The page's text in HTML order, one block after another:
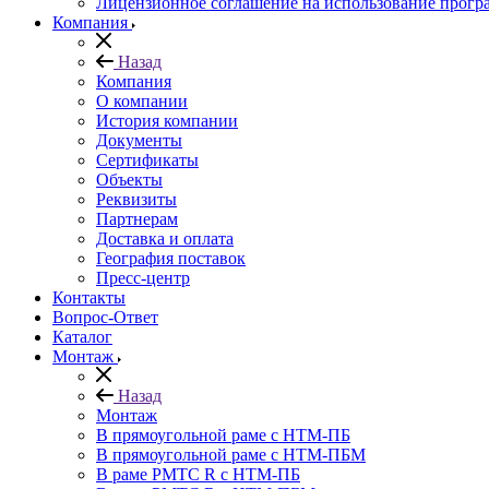
Компания
Назад
Компания
О компании
История компании
Документы
Сертификаты
Объекты
Реквизиты
Партнерам
Доставка и оплата
География поставок
Пресс-центр
Контакты
Вопрос-Ответ
Каталог
Монтаж
Назад
Монтаж
В прямоугольной раме с НТМ-ПБ
В прямоугольной раме с НТМ-ПБМ
В раме РМТС R с НТМ-ПБ